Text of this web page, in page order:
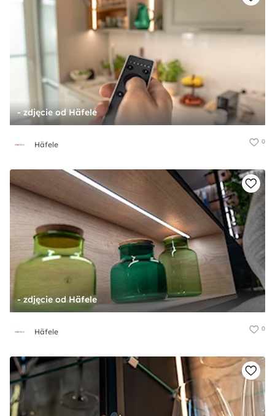
- zdjęcie od Häfele
Häfele 0
- zdjęcie od Häfele
Häfele 0